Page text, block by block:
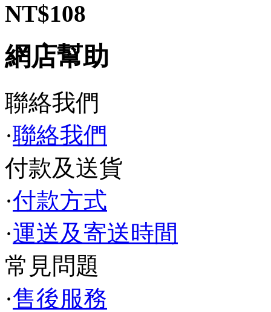
NT$108
網店幫助
聯絡我們
·聯絡我們
付款及送貨
·付款方式
·運送及寄送時間
常見問題
·售後服務